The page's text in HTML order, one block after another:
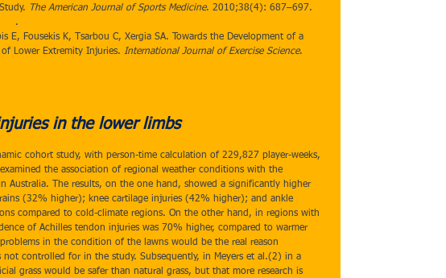
The American Journal of Sports Medicine. 2010;38(4): 687–697.
.
E, Fousekis K, Tsarbou C, Xergia SA. Towards the Development of a
Lower Extremity Injuries. International Journal of Exercise Science.
in the lower limbs
cohort study, with person-time calculation of 229,827 player-weeks,
the association of regional weather conditions with the
Australia. The results, on the one hand, showed a significantly higher
(32% higher); knee cartilage injuries (42% higher); and ankle
compared to cold-climate regions. On the other hand, in regions with
of Achilles tendon injuries was 70% higher, compared to warmer
in the condition of the lawns would be the real reason
controlled for in the study. Subsequently, in Meyers et al.(2) in a
grass would be safer than natural grass, but that more research is